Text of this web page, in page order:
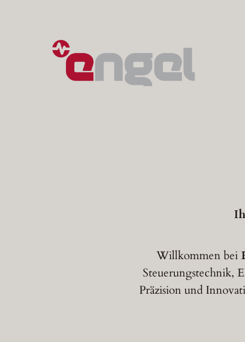
Willkommen bei
Steuerungstechnik,
Präzision und